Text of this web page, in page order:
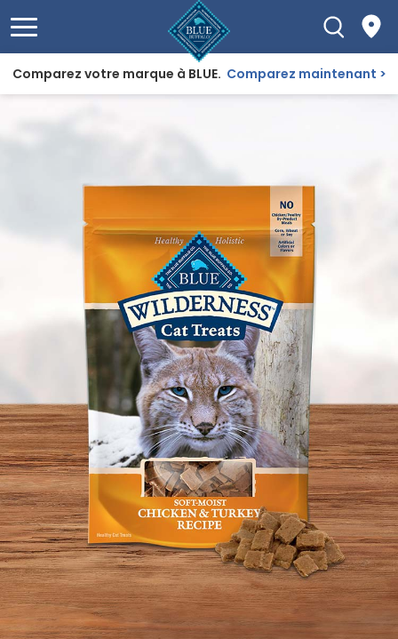
Comparez votre marque à BLUE. Comparez maintenant